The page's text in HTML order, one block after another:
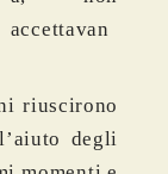
accettavan
riuscirono
degli